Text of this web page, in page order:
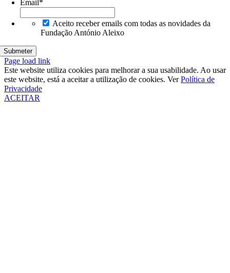
Email *
Aceito receber emails com todas as novidades da
Fundação António Aleixo
Page load link
Este website utiliza cookies para melhorar a sua usabilidade. Ao usar
este website, está a aceitar a utilização de cookies. VerPolítica de
Privacidade
ACEITAR